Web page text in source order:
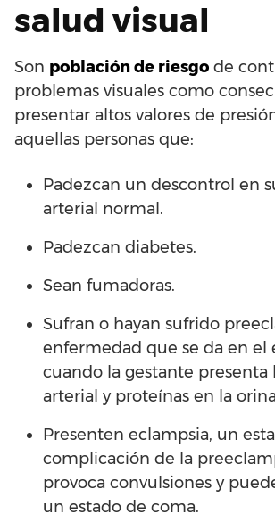
salud visual
Son población de riesgo de
problemas visuales como
presentar altos valores de
aquellas personas que:
Padezcan un descontrol en
arterial normal.
Padezcan diabetes.
Sean fumadoras.
Sufran o hayan sufrido
enfermedad que se da en el
cuando la gestante
arterial y proteínas en la
Presenten eclampsia, un
complicación de la
provoca convulsiones y
un estado de coma.